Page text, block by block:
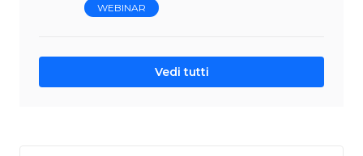
WEBINAR
Vedi tutti